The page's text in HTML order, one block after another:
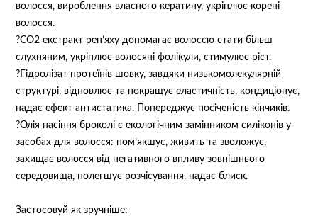
волосся, вироблення власного кератину, укріплює корені
волосся.
?СО2 екстракт реп’яху допомагає волоссю стати більш
слухняним, укріплює волосяні фолікули, стимулює ріст.
?Гідролізат протеїнів шовку, завдяки низькомолекулярній
структурі, відновлює та покращує еластичність, кондиціонує,
надає ефект антистатика. Попереджує посіченість кінчиків.
?Олія насіння броколі є екологічним замінником силіконів у
засобах для волосся: пом’якшує, живить та зволожує,
захищає волосся від негативного впливу зовнішнього
середовища, полегшує розчісування, надає блиск.
Застосовуй як зручніше: